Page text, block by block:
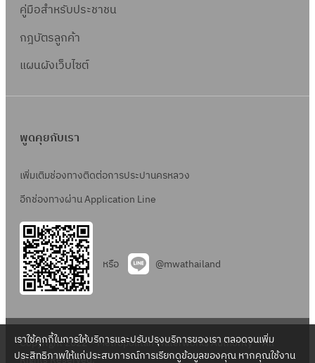
คู่มือสำหรับประชาชน
กฎบัตรลูกค้า
แผนผังเว็บไซต์
พูดคุยกับเรา
เพิ่มเติมช่องทางติดต่อการประปานครหลวง
อีกช่องทางผ่าน Application Line
หรือ @mwathailand
Copyright 2022 – Metropolitan Waterworks Authority – All
เราใช้คุกกี้ในการให้บริการและปรับปรุงบริการของเรา ตลอดจนเพิ่ม
ประสิทธิภาพให้แก่ประสบการณ์การเรียกดูข้อมูลของคุณ หากคุณใช้งาน